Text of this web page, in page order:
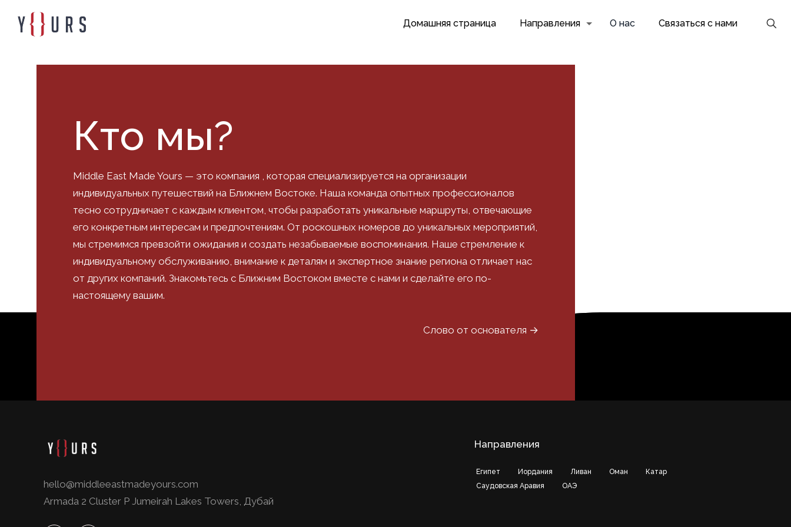
Домашняя страница Направления О нас Связаться с нами
Кто мы?
Middle East Made Yours — это компания , которая специализируется на организации
индивидуальных путешествий на Ближнем Востоке. Наша команда опытных профессионалов
тесно сотрудничает с каждым клиентом, чтобы разработать уникальные маршруты, отвечающие
его конкретным интересам и предпочтениям. От роскошных номеров до уникальных мероприятий,
мы стремимся превзойти ожидания и создать незабываемые воспоминания. Наше стремление к
индивидуальному обслуживанию, внимание к деталям и экспертное знание региона отличает нас
от других компаний. Знакомьтесь с Ближним Востоком вместе с нами и сделайте его по-
настоящему вашим.
Слово от основателя →
hello@middleeastmadeyours.com
Armada 2 Cluster P Jumeirah Lakes Towers, Дубай
Направления
Египет Иордания Ливан Оман
Катар
Саудовская Аравия
ОАЭ